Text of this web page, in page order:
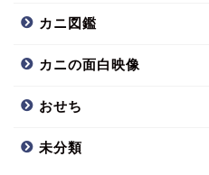
カニ図鑑
カニの面白映像
おせち
未分類